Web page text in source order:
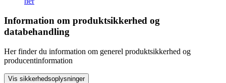
Information om produktsikkerhed og
databehandling
Her finder du information om generel produktsikkerhed og
producentinformation
Vis sikkerhedsoplysninger